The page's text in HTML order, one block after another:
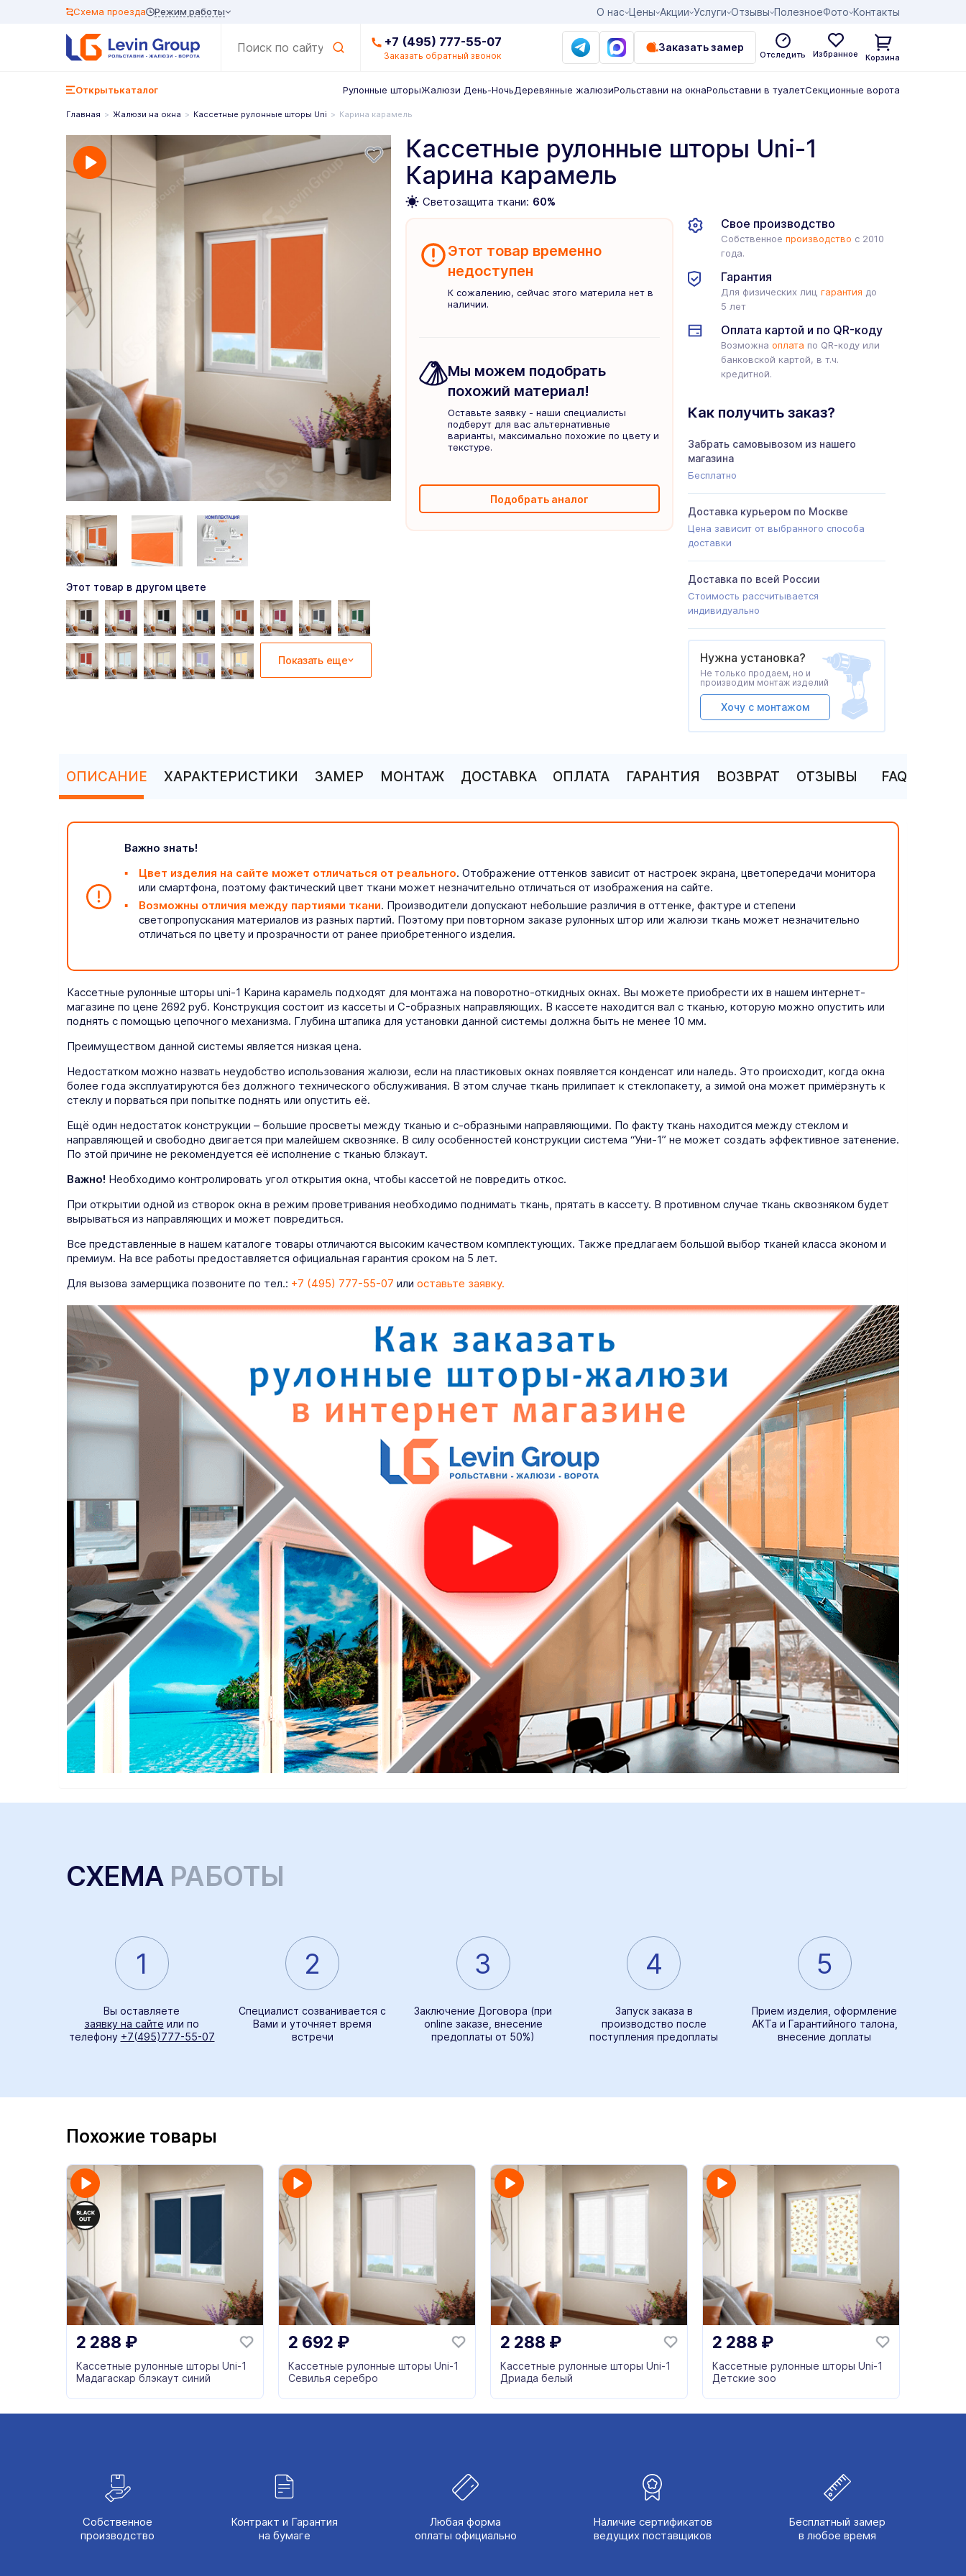
О нас Цены Акции Услуги Отзывы ПолезноеФото Контакты
Схема проезда Режим работы
+7 (495) 777-55-07
Заказать обратный звонок
Заказать замер
Отследить Избранное Корзина
Открытькаталог Рулонные шторыЖалюзи День-НочьДеревянные жалюзиРольставни на окнаРольставни в туалетСекционные ворота
Главная Жалюзи на окна Кассетные рулонные шторы Uni Карина карамель
Кассетные рулонные шторы Uni-1
Карина карамель
Светозащита ткани: 60%
Этот товар в другом цвете
Показать еще
Этот товар временно
недоступен
К сожалению, сейчас этого материла нет в
наличии.
Мы можем подобрать
похожий материал!
Оставьте заявку - наши специалисты
подберут для вас альтернативные
варианты, максимально похожие по цвету и
текстуре.
Подобрать аналог
Свое производство
Собственноепроизводство с 2010
года.
Гарантия
Для физических лицгарантия до
5 лет
Оплата картой и по QR-коду
Возможнаоплата по QR-коду или
банковской картой, в т.ч.
кредитной.
Как получить заказ?
Забрать самовывозом из нашего
магазина
Бесплатно
Доставка курьером по Москве
Цена зависит от выбранного способа
доставки
Доставка по всей России
Стоимость рассчитывается
индивидуально
Нужна установка?
Не только продаем, но и
производим монтаж изделий
Хочу с монтажом
ОПИСАНИЕ ХАРАКТЕРИСТИКИ ЗАМЕР МОНТАЖ ДОСТАВКА ОПЛАТА ГАРАНТИЯ ВОЗВРАТ ОТЗЫВЫ FAQ
Важно знать!
Цвет изделия на сайте может отличаться от реального. Отображение оттенков зависит от настроек экрана, цветопередачи монитора
или смартфона, поэтому фактический цвет ткани может незначительно отличаться от изображения на сайте.
Возможны отличия между партиями ткани. Производители допускают небольшие различия в оттенке, фактуре и степени
светопропускания материалов из разных партий. Поэтому при повторном заказе рулонных штор или жалюзи ткань может незначительно
отличаться по цвету и прозрачности от ранее приобретенного изделия.
Кассетные рулонные шторы uni-1 Карина карамель подходят для монтажа на поворотно-откидных окнах. Вы можете приобрести их в нашем интернет-
магазине по цене 2692 руб. Конструкция состоит из кассеты и C-образных направляющих. В кассете находится вал с тканью, которую можно опустить или
поднять с помощью цепочного механизма. Глубина штапика для установки данной системы должна быть не менее 10 мм.
Преимуществом данной системы является низкая цена.
Недостатком можно назвать неудобство использования жалюзи, если на пластиковых окнах появляется конденсат или наледь. Это происходит, когда окна
более года эксплуатируются без должного технического обслуживания. В этом случае ткань прилипает к стеклопакету, а зимой она может примёрзнуть к
стеклу и порваться при попытке поднять или опустить её.
Ещё один недостаток конструкции – большие просветы между тканью и с-образными направляющими. По факту ткань находится между стеклом и
направляющей и свободно двигается при малейшем сквозняке. В силу особенностей конструкции система “Уни-1” не может создать эффективное затенение.
По этой причине не рекомендуется её исполнение с тканью блэкаут.
Важно! Необходимо контролировать угол открытия окна, чтобы кассетой не повредить откос.
При открытии одной из створок окна в режим проветривания необходимо поднимать ткань, прятать в кассету. В противном случае ткань сквозняком будет
вырываться из направляющих и может повредиться.
Все представленные в нашем каталоге товары отличаются высоким качеством комплектующих. Также предлагаем большой выбор тканей класса эконом и
премиум. На все работы предоставляется официальная гарантия сроком на 5 лет.
Для вызова замерщика позвоните по тел.: +7 (495) 777-55-07 или оставьте заявку.
СХЕМА РАБОТЫ
1
Вы оставляете
заявку на сайте или по
телефону +7(495)777-55-07
2
Специалист созванивается с
Вами и уточняет время
встречи
3
Заключение Договора (при
online заказе, внесение
предоплаты от 50%)
4
Запуск заказа в
производство после
поступления предоплаты
5
Прием изделия, оформление
АКТа и Гарантийного талона,
внесение доплаты
Похожие товары
2 288 ₽
Кассетные рулонные шторы Uni-1
Мадагаскар блэкаут синий
2 692 ₽
Кассетные рулонные шторы Uni-1
Севилья серебро
2 288 ₽
Кассетные рулонные шторы Uni-1
Дриада белый
2 288 ₽
Кассетные рулонные шторы Uni-1
Детские зоо
Собственное
производство
Контракт и Гарантия
на бумаге
Любая форма
оплаты официально
Наличие сертификатов
ведущих поставщиков
Бесплатный замер
в любое время